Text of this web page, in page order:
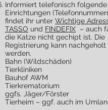
Informiert telefonisch folgende
Einrichtungen
findet ihr unter Wichtige
TASSO und FINDEFIX – auch
die Katze nicht gechipt ist. Die
Registrierung kann nachgeholt
werden.
Bahn (Wildschäden)
Tierkliniken
Bauhof AWM
Tierkrematorium
ggfs. Jäger/Förster
Tierheim – ggf. auch im